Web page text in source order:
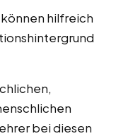
hilfreich
bei diesen